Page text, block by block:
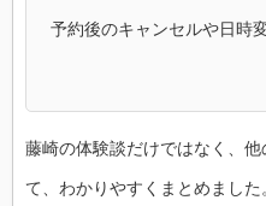
予約後のキャンセルや日時
藤崎の体験談だけではなく、
て、わかりやすくまとめました